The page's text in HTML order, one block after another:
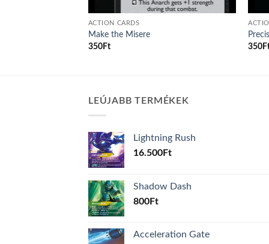
ACTION CARDS
Make the Misere
350Ft
350
LEÚJABB TERMÉKEK
Lightning Rush
16.500Ft
Shadow Dash
800Ft
Acceleration Gate